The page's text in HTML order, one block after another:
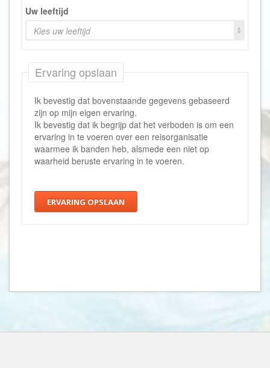
Uw leeftijd
Kies uw leeftijd
Ervaring opslaan
Ik bevestig dat bovenstaande gegevens gebaseerd
zijn op mijn eigen ervaring.
Ik bevestig dat ik begrijp dat het verboden is om een
ervaring in te voeren over een reisorganisatie
waarmee ik banden heb, alsmede een niet op
waarheid beruste ervaring in te voeren.
ERVARING OPSLAAN